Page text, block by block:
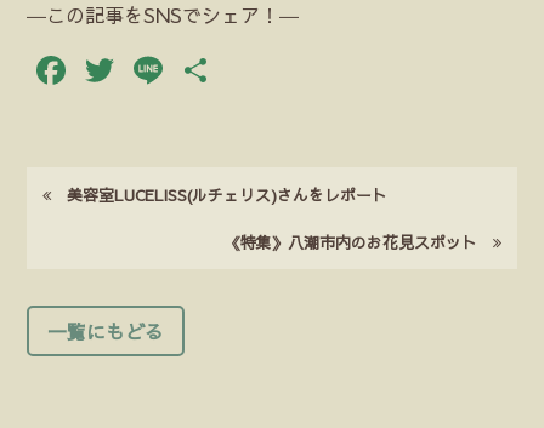
―この記事をSNSでシェア！―
Facebook
Twitter
Line
美容室LUCELISS(ルチェリス)さんをレポート
《特集》八潮市内のお花見スポット
一覧にもどる